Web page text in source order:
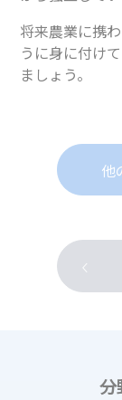
将来農業に携
うに身に付け
ましょう。
他
分